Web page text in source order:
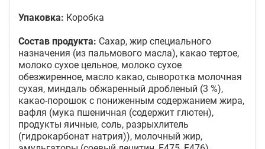
Упаковка: Коробка
Состав продукта: Сахар, жир специального
назначения (из пальмового масла), какао тертое,
молоко сухое цельное, молоко сухое
обезжиренное, масло какао, сыворотка молочная
сухая, миндаль обжаренный дробленый (3 %),
какао-порошок с пониженным содержанием жира,
вафля (мука пшеничная (содержит глютен),
продукты яичные, соль, разрыхлитель
(гидрокарбонат натрия)), молочный жир,